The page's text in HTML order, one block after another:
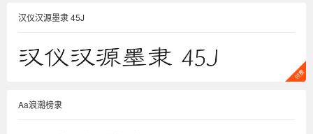
汉仪汉源墨隶 45J
Aa浪潮榜隶